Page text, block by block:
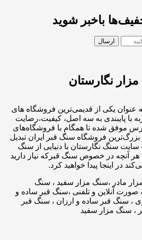
باخبر شوید
نگارستان
عنوان یکی از قدیمی‌ترین فروشگاه های
با پایبندی به سه اصل، کیفیت،رضایت
موفق شده تا همگام با فروشگاه‌های
بزرگ‌ترین فروشگاه سنگ قبر ایران تبدیل
سنگ نگارستان با دنیایی از سنگ
آنچه در خصوص سنگ قبرکه نیاز دارید
در اینجا پیدا خواهید کرد.
مادر ،سنگ مزار سفید ، سنگ
صورت آنلاین و تلفنی ،سنگ قبر ساده و
، سنگ قبر ساده و ارزان ، سنگ قبر
، سنگ مزار سفید